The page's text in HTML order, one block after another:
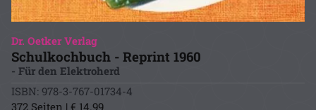
Dr. Oetker Verlag
Schulkochbuch - Reprint 1960
- Für den Elektroherd
ISBN: 978-3-767-01734-4
372 Seiten | € 14.99